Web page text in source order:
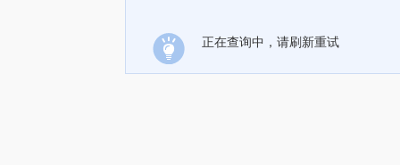
正在查询中，请刷新重试